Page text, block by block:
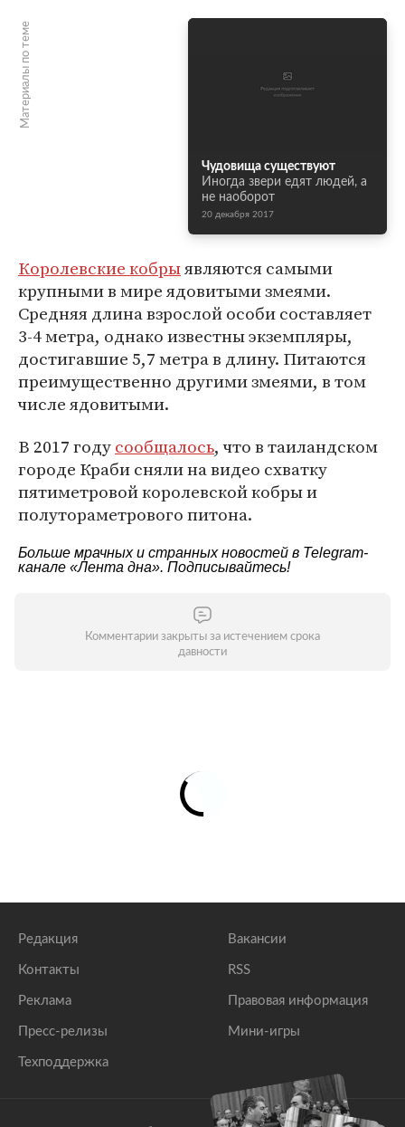
Материалы по теме
Чудовища существуют
Иногда звери едят людей, а
не наоборот
20 декабря 2017
Королевские кобрыявляются самыми
крупными в мире ядовитыми змеями.
Средняя длина взрослой особи составляет
3-4 метра, однако известны экземпляры,
достигавшие 5,7 метра в длину. Питаются
преимущественно другими змеями, в том
числе ядовитыми.
В 2017 годусообщалось, что в таиландском
городе Краби сняли на видео схватку
пятиметровой королевской кобры и
полутораметрового питона.
Больше мрачных и странных новостей в Telegram-
канале «Лента дна». Подписывайтесь!
Комментарии закрыты за истечением срока
давности
Редакция
Контакты
Реклама
Пресс-релизы
Техподдержка
Вакансии
RSS
Правовая информация
Мини-игры